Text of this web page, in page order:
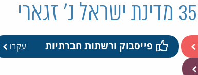
פייסבוק ורשתות חברתיות עקבו